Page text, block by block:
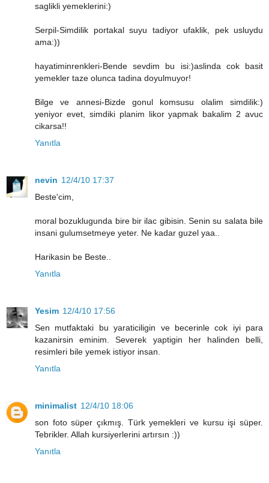
saglikli yemeklerini:)
Serpil-Simdilik portakal suyu tadiyor ufaklik, pek usluydu
ama:))
hayatiminrenkleri-Bende sevdim bu isi:)aslinda cok basit
yemekler taze olunca tadina doyulmuyor!
Bilge ve annesi-Bizde gonul komsusu olalim simdilik:)
yeniyor evet, simdiki planim likor yapmak bakalim 2 avuc
cikarsa!!
Yanıtla
nevin 12/4/10 17:37
Beste'cim,
moral bozuklugunda bire bir ilac gibisin. Senin su salata bile
insani gulumsetmeye yeter. Ne kadar guzel yaa..
Harikasin be Beste..
Yanıtla
Yesim 12/4/10 17:56
Sen mutfaktaki bu yaraticiligin ve becerinle cok iyi para
kazanirsin eminim. Severek yaptigin her halinden belli,
resimleri bile yemek istiyor insan.
Yanıtla
minimalist 12/4/10 18:06
son foto süper çıkmış. Türk yemekleri ve kursu işi süper.
Tebrikler. Allah kursiyerlerini artırsın :))
Yanıtla